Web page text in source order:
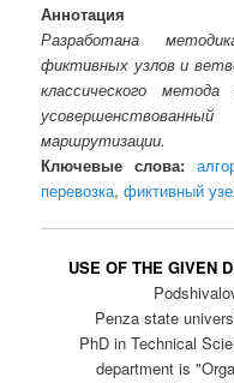
Аннотация
Разработана
фиктивных узлов и
классического
маршрутизации.
Ключевые слова:
перевозка,фиктивный
USE OF THE GIVEN
Penza state
PhD in Technical
department is